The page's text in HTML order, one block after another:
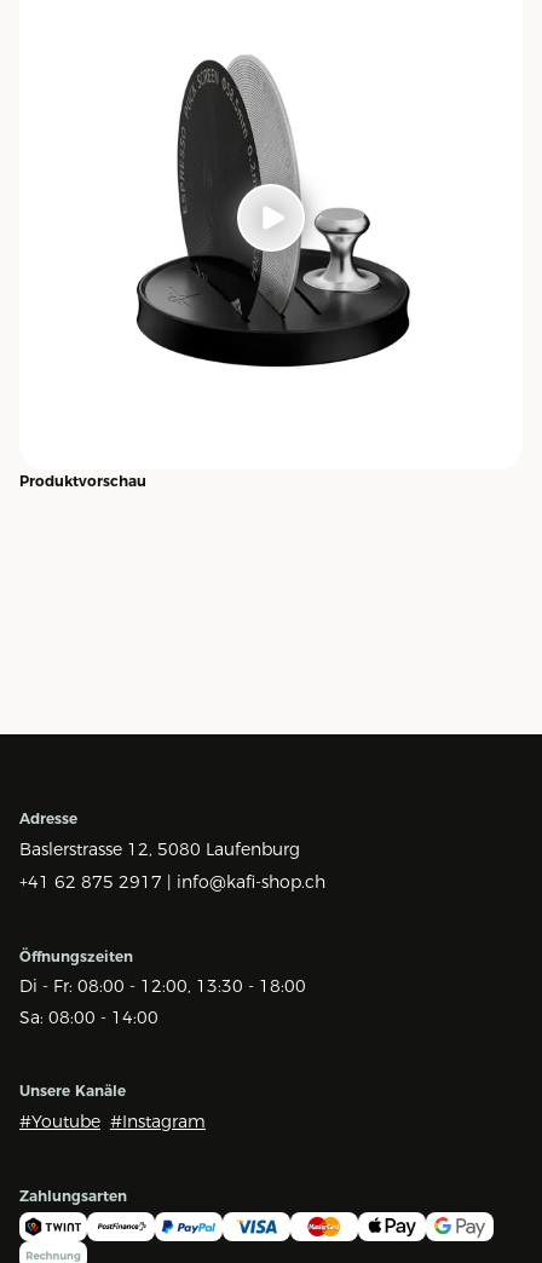
Produktvorschau
Adresse
Baslerstrasse 12, 5080 Laufenburg
+41 62 875 2917 | info@kafi-shop.ch
Öffnungszeiten
Di - Fr: 08:00 - 12:00, 13:30 - 18:00
Sa: 08:00 - 14:00
Unsere Kanäle
#Youtube #Instagram
Zahlungsarten